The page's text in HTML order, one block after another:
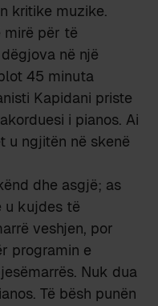
kritike muzike.
mirë për të
në një
45 minuta
Kapidani priste
i pianos. Ai
u ngjitën në skenë
dhe asgjë; as
u kujdes të
veshjen, por
programin e
Nuk dua
Të bësh punën